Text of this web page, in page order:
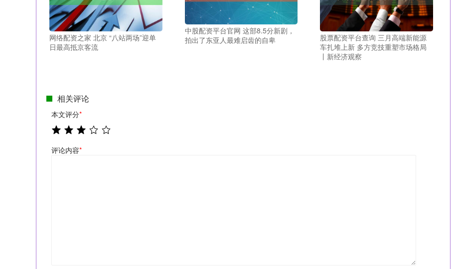
网络配资之家 北京 “八站两场”迎单
日最高抵京客流
中股配资平台官网 这部8.5分新剧，
拍出了东亚人最难启齿的自卑
股票配资平台查询 三月高端新能源
车扎堆上新 多方竞技重塑市场格局
丨新经济观察
相关评论
本文评分*
评论内容*